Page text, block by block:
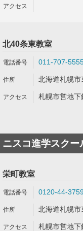
北40条東教室
011-707-
北海道札幌市
札幌市営地
ニスコ進学スクー
栄町教室
0120-44-
北海道札幌
札幌市営地